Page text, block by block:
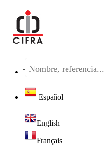
Teléfono:(+34) 968 320 046
Español
English
Français